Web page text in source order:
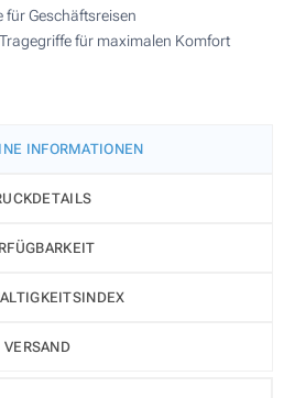
für Geschäftsreisen
für maximalen Komfort
INFORMATIONEN
VERSAND